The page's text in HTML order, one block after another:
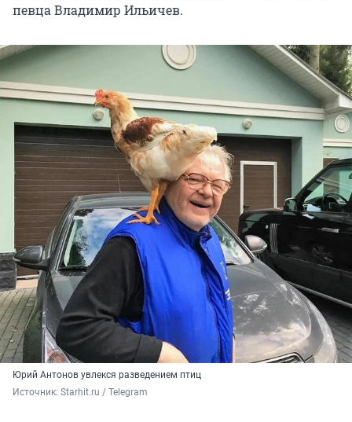
певца Владимир Ильичев.
Юрий Антонов увлекся разведением птиц
Источник: Starhit.ru / Telegram